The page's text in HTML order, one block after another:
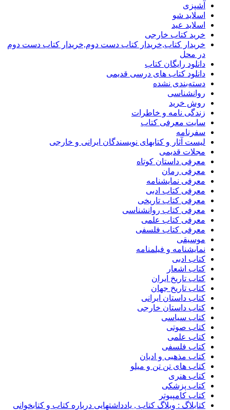
آشپزی
اسلاید شو
اسلاید عید
خرید کتاب خارجی
خریدار کتاب,خریدار کتاب دست دوم,خریدار کتاب دست دوم
در محل
دانلود رایگان کتاب
دانلود کتاب های درسی قدیمی
دسته‌بندی نشده
روانشناسی
روش خرید
زندگی نامه و خاطرات
سایت معرفی کتاب
سفرنامه
لیست آثار و کتابهای نویسندگان ایرانی و خارجی
مجلات قدیمی
معرفی داستان کوتاه
معرفی رمان
معرفی نمایشنامه
معرفی کتاب ادبی
معرفی کتاب تاریخی
معرفی کتاب روانشناسی
معرفی کتاب علمی
معرفی کتاب فلسفی
موسیقی
نمایشنامه و فیلمنامه
کتاب ادبی
کتاب اشعار
کتاب تاریخ ایران
کتاب تاریخ جهان
کتاب داستان ایرانی
کتاب داستان خارجی
کتاب سیاسی
کتاب صوتی
کتاب علمی
کتاب فلسفی
کتاب مذهبی و ادیان
کتاب های تن تن و میلو
کتاب هنری
کتاب پزشکی
کتاب کامپیوتر
کتابلاگ : وبلاگ کتاب , یادداشتهایی درباره کتاب و کتابخوانی